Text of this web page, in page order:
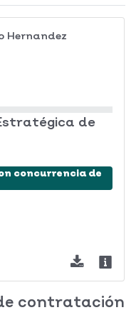
Hernandez
de
concurrencia de
contratación